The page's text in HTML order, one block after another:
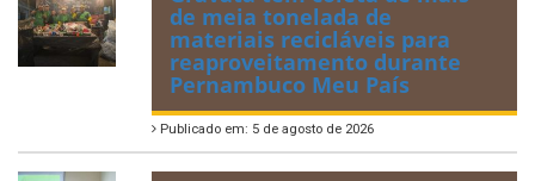
de meia tonelada de
materiais recicláveis para
reaproveitamento durante
Pernambuco Meu País
Publicado em: 5 de agosto de 2026